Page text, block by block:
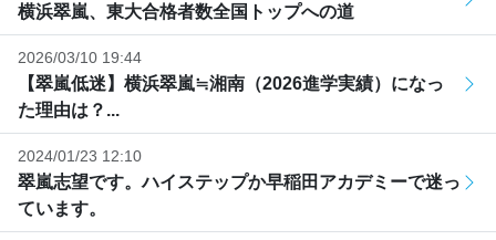
横浜翠嵐、東大合格者数全国トップへの道
2026/03/10 19:44
【翠嵐低迷】横浜翠嵐≒湘南（2026進学実績）になっ
た理由は？...
2024/01/23 12:10
翠嵐志望です。ハイステップか早稲田アカデミーで迷っ
ています。